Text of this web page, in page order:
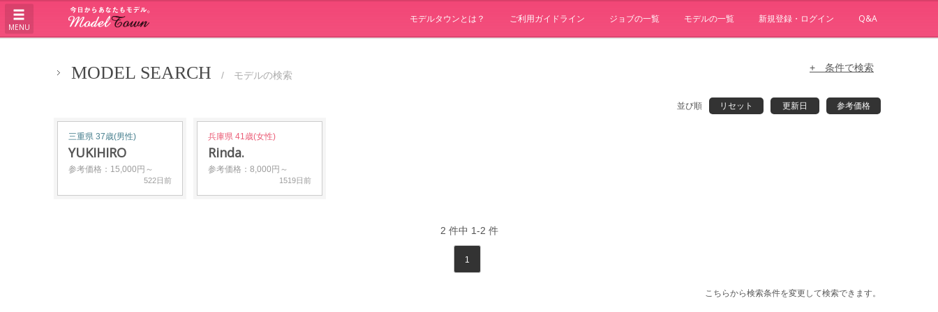
MENU
モデルタウンとは？ ご利用ガイドライン ジョブの一覧 モデルの一覧 新規登録・ログイン Q&A
MODEL SEARCH / モデルの検索
+ 条件で検索
並び順 リセット 更新日 参考価格
三重県 37歳(男性)
YUKIHIRO
参考価格：15,000円～
522日前
兵庫県 41歳(女性)
Rinda.
参考価格：8,000円～
1519日前
2 件中 1-2 件
1
こちらから検索条件を変更して検索できます。